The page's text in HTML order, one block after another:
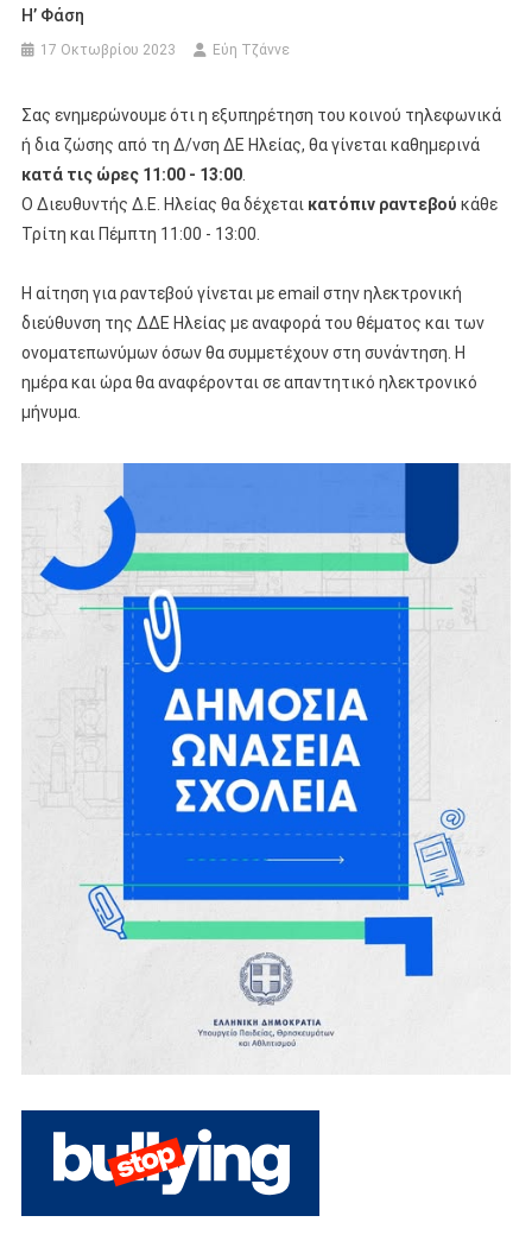
Η’ Φάση
17 Οκτωβρίου 2023 Εύη Τζάννε
Σας ενημερώνουμε ότι η εξυπηρέτηση του κοινού τηλεφωνικά
ή δια ζώσης από τη Δ/νση ΔΕ Ηλείας, θα γίνεται καθημερινά
κατά τις ώρες 11:00 - 13:00.
Ο Διευθυντής Δ.Ε. Ηλείας θα δέχεται κατόπιν ραντεβού κάθε
Τρίτη και Πέμπτη 11:00 - 13:00.
Η αίτηση για ραντεβού γίνεται με email στην ηλεκτρονική
διεύθυνση της ΔΔΕ Ηλείας με αναφορά του θέματος και των
ονοματεπωνύμων όσων θα συμμετέχουν στη συνάντηση. Η
ημέρα και ώρα θα αναφέρονται σε απαντητικό ηλεκτρονικό
μήνυμα.